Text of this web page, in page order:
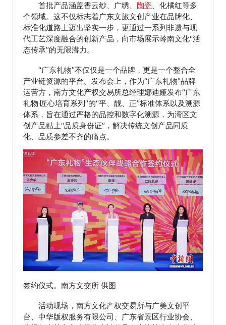
首批产品涵盖香云纱、广绣、 陶瓷 、化橘红等多
个领域。这不仅标志着广东文旅文创产业在品牌化、
标准化道路上迈出坚实一步，更通过一系列非遗与现
代工艺深度融合的创新产品，向市场展示岭南文化“活
态传承”的无限潜力。
“广东礼物”不仅仅是一个品牌，更是一个整合全
产业链资源的平台。发布会上，作为“广东礼物”品牌
运营方，南方文化产权交易所总经理娜迪娅发布“广东
礼物·匠心培育系列”的“平、靓、正”标准体系以及溯源
体系，旨在通过严格的品控和数字化溯源，为湾区文
创产品贴上“品质身份证”，解决传统文创产品同质
化、品质参差不齐的痛点。
签约仪式。南方文交所 供图
活动现场，南方文化产权交易所与广美文创平
台、中华版权服务有限公司、广东省景区行业协会、